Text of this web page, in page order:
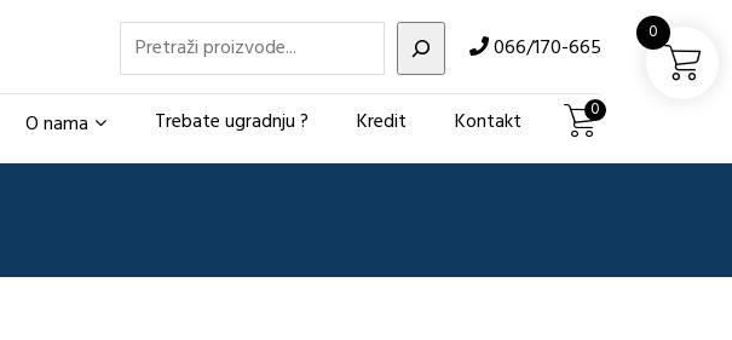
Pretraži 066/170-665
O nama Trebate ugradnju ? Kredit Kontakt 0
0